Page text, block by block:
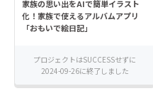
家族の思い出をAIで簡単イラスト
化！家族で使えるアルバムアプリ
「おもいで絵日記」
プロジェクトはSUCCESSせずに
2024-09-26に終了しました